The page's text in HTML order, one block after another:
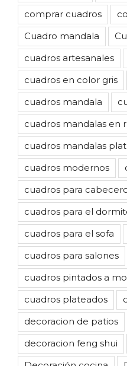
comprar cuadros
Cuadro mandala
cuadros artesanales
cuadros en color gris
cuadros mandala
cuadros mandalas en
cuadros mandalas
cuadros modernos
cuadros para
cuadros para el
cuadros para el sofa
cuadros para salones
cuadros pintados a
cuadros plateados
decoracion de patios
decoracion feng shui